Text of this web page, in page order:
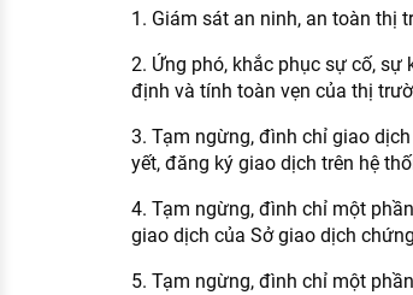
1. Giám sát an ninh, an toàn thị
2. Ứng phó, khắc phục sự cố, sự
định và tính toàn vẹn của thị
3. Tạm ngừng, đình chỉ giao
yết, đăng ký giao dịch trên hệ
4. Tạm ngừng, đình chỉ một
giao dịch của Sở giao dịch
5. Tạm ngừng, đình chỉ một